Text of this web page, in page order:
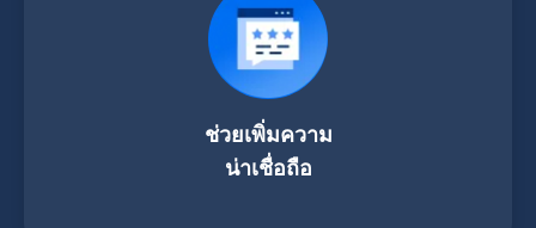
ช่วยเพิ่มความ
น่าเชื่อถือ